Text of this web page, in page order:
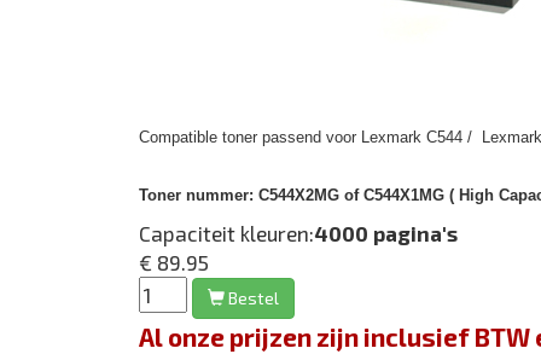
Compatible toner passend voor Lexmark C544 /
Toner nummer: C544X2MG of C544X1MG ( High
Capaciteit kleuren:4000 pagina's
€ 89.95
Bestel
Al onze prijzen zijn inclusief